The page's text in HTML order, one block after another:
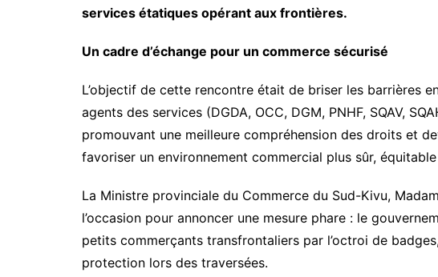
services étatiques opérant aux frontières.
​Un cadre d’échange pour un commerce sécurisé
​L’objectif de cette rencontre était de briser les barrières
agents des services (DGDA, OCC, DGM, PNHF, SQAV,
promouvant une meilleure compréhension des droits et
favoriser un environnement commercial plus sûr,
​La Ministre provinciale du Commerce du Sud-Kivu,
l’occasion pour annoncer une mesure phare : le
petits commerçants transfrontaliers par l’octroi de
protection lors des traversées.